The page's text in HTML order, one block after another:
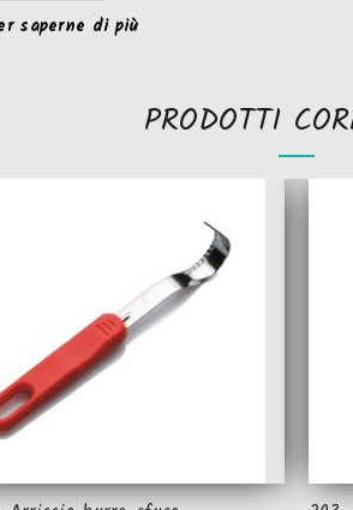
saperne di più
PRODOTTI